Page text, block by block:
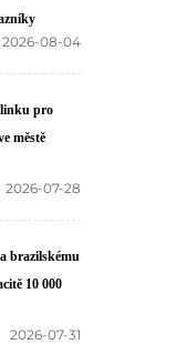
2026-08-04
pro
městě
2026-07-28
brazilskému
10 000
2026-07-31